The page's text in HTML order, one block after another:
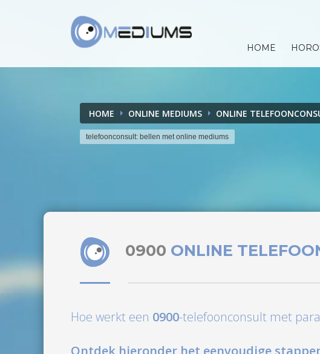
HOME
HOME ONLINE MEDIUMS ONLINE
telefoonconsult: bellen met online mediums
0900 ONLINE
Hoe werkt een 0900-telefoonconsult met
Ontdek hieronder het eenvoudige